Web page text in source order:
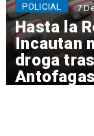
Hasta la
Incautan
droga
POLICIAL 7